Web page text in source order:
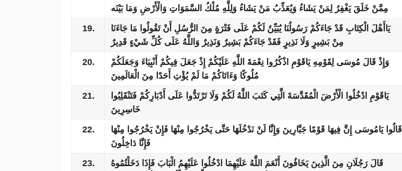
مِمَّنْ خَلَقَ يَغْفِرُ لِمَنْ يَشَاءُ وَيُعَذِّبُ مَنْ يَشَاءُ وَلِلَّهِ مُلْكُ السَّمَوَاتِ وَالْأَرْضِ وَمَا بَيْنَه
19.
يَاأَهْلَ الْكِتَابِ قَدْ جَاءَكُمْ رَسُولُنَا يُبَيِّنُ لَكُمْ عَلَى فَتْرَةٍ مِنَ الرُّسُلِ أَنْ تَقُولُوا مَا جَاءَنَا
مِنْ بَشِيرٍ وَلَا نَذِيرٍ فَقَدْ جَاءَكُمْ بَشِيرٌ وَنَذِيرٌ وَاللَّهُ عَلَى كُلِّ شَيْءٍ قَدِيرٌ
20.
وَإِذْ قَالَ مُوسَى لِقَوْمِهِ يَاقَوْمِ اذْكُرُوا نِعْمَةَ اللَّهِ عَلَيْكُمْ إِذْ جَعَلَ فِيكُمْ أَنْبِيَاءَ وَجَعَلَكُمْ
مُلُوكًا وَءَاتَاكُمْ مَا لَمْ يُؤْتِ أَحَدًا مِنَ الْعَالَمِينَ
21.
يَاقَوْمِ ادْخُلُوا الْأَرْضَ الْمُقَدَّسَةَ الَّتِي كَتَبَ اللَّهُ لَكُمْ وَلَا تَرْتَدُّوا عَلَى أَدْبَارِكُمْ فَتَنْقَلِبُوا
خَاسِرِينَ
22.
قَالُوا يَامُوسَى إِنَّ فِيهَا قَوْمًا جَبَّارِينَ وَإِنَّا لَنْ نَدْخُلَهَا حَتَّى يَخْرُجُوا مِنْهَا فَإِنْ يَخْرُجُوا مِنْهَا
فَإِنَّا دَاخِلُونَ
23. قَالَ رَجُلَانِ مِنَ الَّذِينَ يَخَافُونَ أَنْعَمَ اللَّهُ عَلَيْهِمَا ادْخُلُوا عَلَيْهِمُ الْبَابَ فَإِذَا دَخَلْتُمُوهُ